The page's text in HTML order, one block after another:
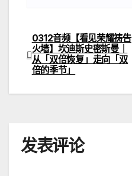
文
章
导
0312音频【看见荣耀祷告
火墙】坎迪斯史密斯曼｜
从「双倍恢复」走向「双
倍的季节」
发表评论